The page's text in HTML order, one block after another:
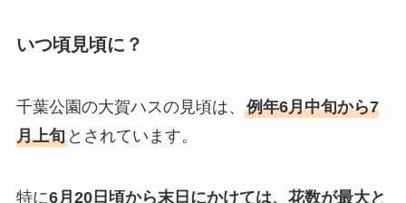
いつ頃見頃に？
千葉公園の大賀ハスの見頃は、 例年6月中旬から7
月上旬とされています。
特に6月20日頃から末日にかけては、花数が最大と